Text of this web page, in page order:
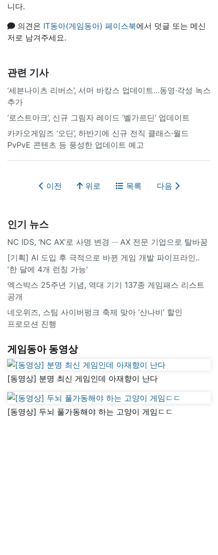
니다.
의견은 IT동아(게임동아) 페이스북에서 덧글 또는 메신
저로 남겨주세요.
관련 기사
‘세븐나이츠 리버스’, 서머 바캉스 업데이트…동영·각성 녹스
추가
‘로스트아크’, 신규 그림자 레이드 ‘벨가르딘’ 업데이트
카카오게임즈 ‘오딘’, 하반기에 신규 전직 클래스·월드
PvPvE 콘텐츠 등 풍성한 업데이트 예고
이전 위로 목록 다음
인기 뉴스
NC IDS, ‘NC AX’로 사명 변경 ∙∙∙ AX 전문 기업으로 탈바꿈
[기획] AI 도입 후 극적으로 바뀐 게임 개발 파이프라인..
'한 달에 4개 런칭 가능'
엑스박스 25주년 기념, 역대 기기 137종 게임패스 리스트
공개
네오위즈, 스팀 사이버펑크 축제 맞아 ‘산나비’ 할인
프로모션 진행
게임동아 동영상
[동영상] 분명 최신 게임인데 아재향이 난다
[동영상] 두뇌 풀가동해야 하는 고양이 게임ㄷㄷ